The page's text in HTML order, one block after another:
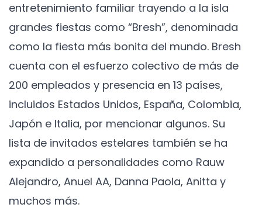
entretenimiento familiar trayendo a la isla
grandes fiestas como “Bresh”, denominada
como la fiesta más bonita del mundo. Bresh
cuenta con el esfuerzo colectivo de más de
200 empleados y presencia en 13 países,
incluidos Estados Unidos, España, Colombia,
Japón e Italia, por mencionar algunos. Su
lista de invitados estelares también se ha
expandido a personalidades como Rauw
Alejandro, Anuel AA, Danna Paola, Anitta y
muchos más.